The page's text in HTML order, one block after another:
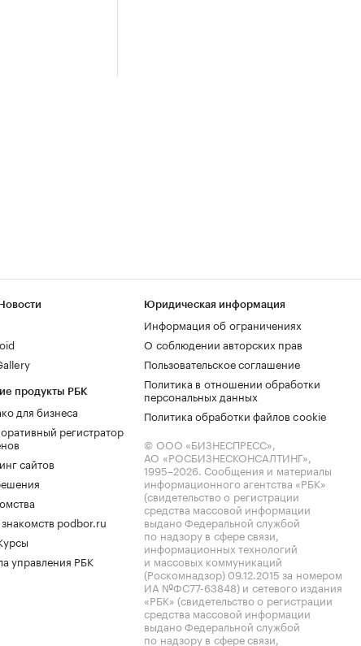
продукты РБК
для бизнеса
регистратор
сайтов
podbor.ru
управления РБК
Юридическая информация
Информация об ограничениях
О соблюдении авторских прав
Пользовательское соглашение
Политика в отношении обработки
персональных данных
Политика обработки файлов cookie
© ООО «БИЗНЕСПРЕСС»,
АО «РОСБИЗНЕСКОНСАЛТИНГ»,
1995–2026. Сообщения и материалы
информационного агентства «РБК»
(свидетельство о регистрации
средства массовой информации
выдано Федеральной службой
по надзору в сфере связи,
информационных технологий
и массовых коммуникаций
(Роскомнадзор) 09.12.2015 за номером
ИА №ФС77-63848) и сетевого издания
«РБК» (свидетельство о регистрации
средства массовой информации
выдано Федеральной службой
по надзору в сфере связи,